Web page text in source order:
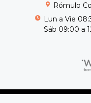
Rómulo
Lun a Vie
Sáb 09:00 a